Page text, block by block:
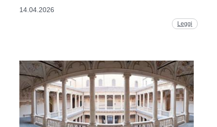
14.04.2026
Leggi